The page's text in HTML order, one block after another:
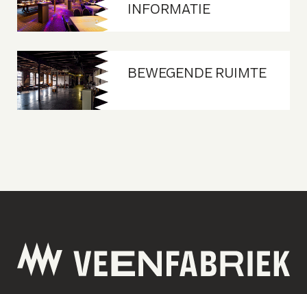
INFORMATIE
BEWEGENDE RUIMTE